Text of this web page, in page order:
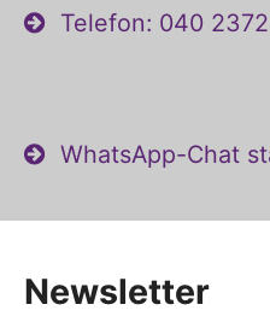
Telefon: 040
WhatsApp-Chat
Newsletter